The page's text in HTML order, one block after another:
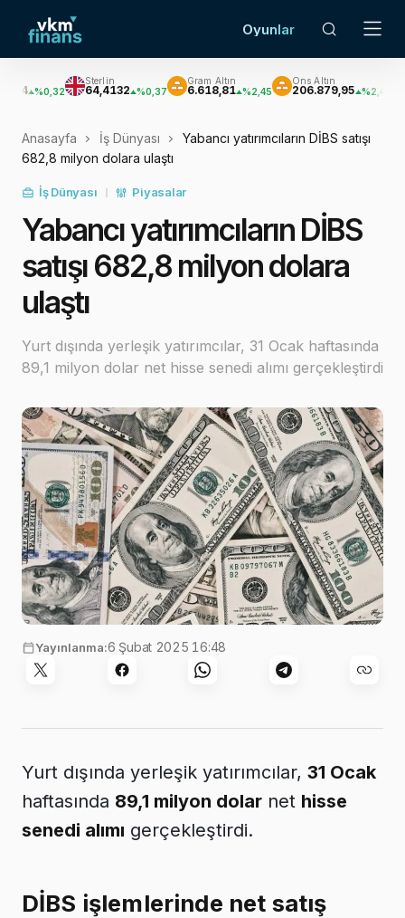
Oyunlar
Sterlin
64,4132 %0,37
Gram Altın
6.618,81 %2,45
Ons Altın
206.879,95 %2,49
Anasayfa İş Dünyası
Yabancı yatırımcıların DİBS satışı
682,8 milyon dolara ulaştı
İş Dünyası Piyasalar
Yabancı yatırımcıların DİBS
satışı 682,8 milyon dolara
ulaştı
Yurt dışında yerleşik yatırımcılar, 31 Ocak haftasında
89,1 milyon dolar net hisse senedi alımı gerçekleştirdi
Görsel: engin akyurt
Yayınlanma:6 Şubat 2025 16:48
Yurt dışında yerleşik yatırımcılar, 31 Ocak
haftasında 89,1 milyon dolar net hisse
senedi alımı gerçekleştirdi.
DİBS işlemlerinde net satış